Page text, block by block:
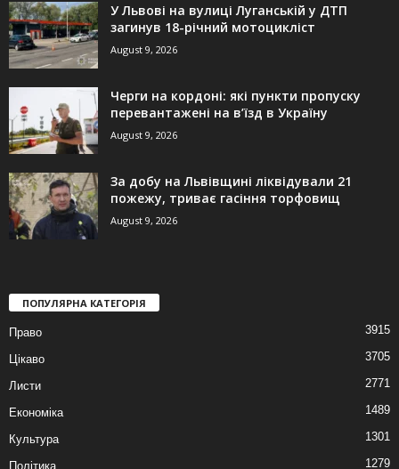
У Львові на вулиці Луганській у ДТП
загинув 18-річний мотоцикліст
August 9, 2026
Черги на кордоні: які пункти пропуску
перевантажені на в’їзд в Україну
August 9, 2026
За добу на Львівщині ліквідували 21
пожежу, триває гасіння торфовищ
August 9, 2026
ПОПУЛЯРНА КАТЕГОРІЯ
Право 3915
Цікаво 3705
Листи 2771
Економіка 1489
Культура 1301
Політика 1279